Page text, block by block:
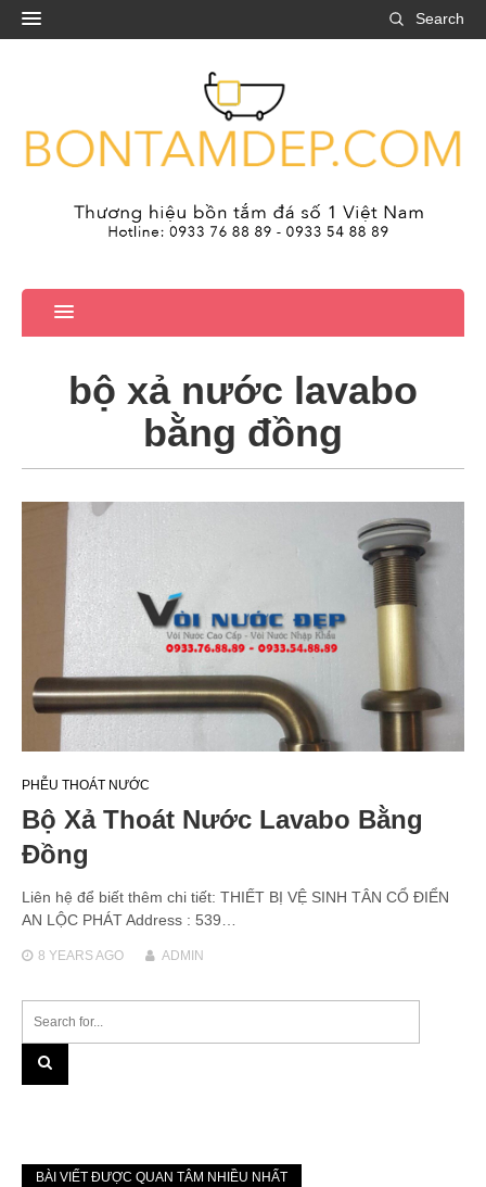
Search
bộ xả nước lavabo
bằng đồng
PHỄU THOÁT NƯỚC
Bộ Xả Thoát Nước Lavabo Bằng
Đồng
Liên hệ để biết thêm chi tiết: THIẾT BỊ VỆ SINH TÂN CỔ ĐIỂN
AN LỘC PHÁT Address : 539…
8 YEARSAGO ADMIN
BÀI VIẾT ĐƯỢC QUAN TÂM NHIỀU NHẤT